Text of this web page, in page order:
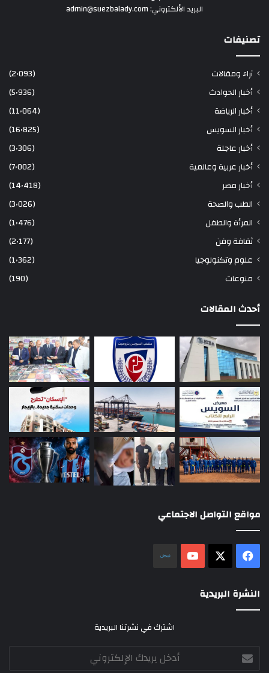
البريد الألكتروني: admin@suezbalady.com
تصنيفات
آراء ومقالات
(2٬093)
أخبار الحوادث
(5٬936)
أخبار الرياضة
(11٬064)
أخبار السويس
(16٬825)
أخبار عاجلة
(3٬306)
أخبار عربية وعالمية
(7٬002)
أخبار مصر
(14٬418)
الطب والصحة
(3٬026)
المرأة والطفل
(1٬476)
ثقافة وفن
(2٬177)
علوم وتكنولوجيا
(1٬362)
منوعات
(190)
أحدث المقالات
مواقع التواصل الاجتماعي
فيسبوك ‫YouTube
النشرة البريدية
اشترك في نشرتنا البريدية
أدخل
بريدك